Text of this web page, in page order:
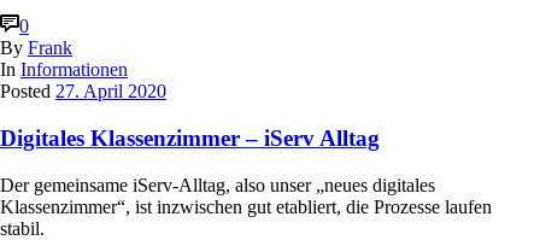
0
By Frank
In Informationen
Posted 27. April 2020
Digitales Klassenzimmer – iServ Alltag
Der gemeinsame iServ-Alltag, also unser „neues digitales
Klassenzimmer“, ist inzwischen gut etabliert, die Prozesse laufen
stabil.